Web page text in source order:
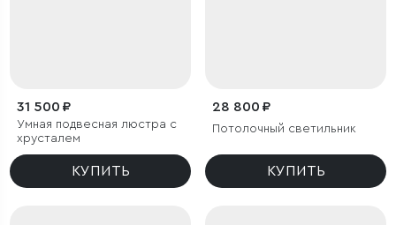
31 500 ₽
Умная подвесная люстра с
хрусталем
КУПИТЬ
28 800 ₽
Потолочный светильник
КУПИТЬ